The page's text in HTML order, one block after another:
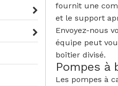
fournit une
et le support
Envoyez-nous
équipe peut
boîtier divisé.
Pompes
Les pompes à